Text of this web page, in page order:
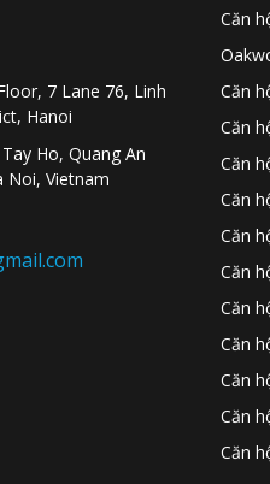
7 Lane 76, Linh
Hanoi
Ho, Quang An
Noi, Vietnam
Căn
Căn
Căn
Căn
Căn
Căn
Căn
Căn
Căn
Căn
Căn
Căn